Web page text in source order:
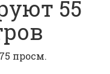
55
просм.